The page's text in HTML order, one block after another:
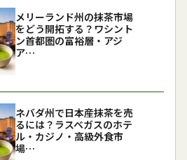
メリーランド州の抹茶市場
をどう開拓する？ワシント
ン首都圏の富裕層・アジ
ア…
ネバダ州で日本産抹茶を売
るには？ラスベガスのホテ
ル・カジノ・高級外食市
場…